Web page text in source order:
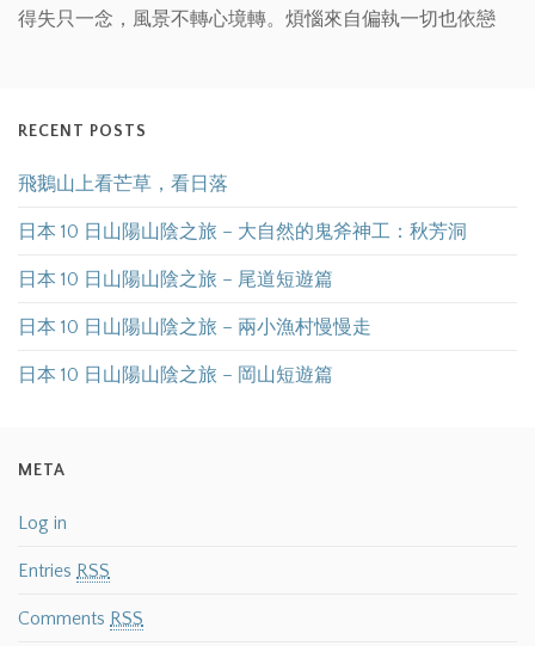
得失只一念，風景不轉心境轉。煩惱來自偏執一切也依戀
RECENT POSTS
飛鵝山上看芒草，看日落
日本 10 日山陽山陰之旅 – 大自然的鬼斧神工：秋芳洞
日本 10 日山陽山陰之旅 – 尾道短遊篇
日本 10 日山陽山陰之旅 – 兩小漁村慢慢走
日本 10 日山陽山陰之旅 – 岡山短遊篇
META
Log in
Entries RSS
Comments RSS